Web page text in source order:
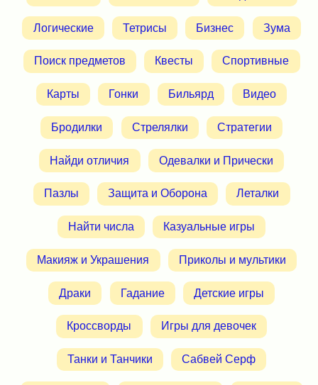
Логические Тетрисы Бизнес Зума
Поиск предметов Квесты Спортивные
Карты Гонки Бильярд Видео
Бродилки Стрелялки Стратегии
Найди отличия Одевалки и Прически
Пазлы Защита и Оборона Леталки
Найти числа Казуальные игры
Макияж и Украшения Приколы и мультики
Драки Гадание Детские игры
Кроссворды Игры для девочек
Танки и Танчики Сабвей Серф